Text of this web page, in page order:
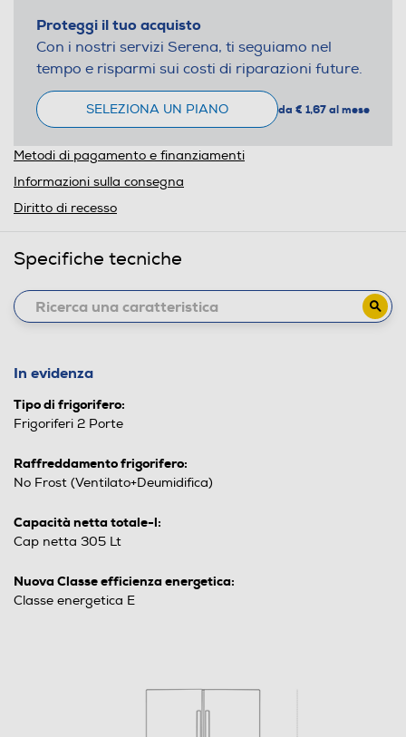
Proteggi il tuo acquisto
Con i nostri servizi Serena, ti seguiamo nel
tempo e risparmi sui costi di riparazioni future.
SELEZIONA UN PIANO da € 1,67 al mese
Metodi di pagamento e finanziamenti
Informazioni sulla consegna
Diritto di recesso
Specifiche tecniche
In evidenza
Tipo di frigorifero:
Frigoriferi 2 Porte
Raffreddamento frigorifero:
No Frost (Ventilato+Deumidifica)
Capacità netta totale-l:
Cap netta 305 Lt
Nuova Classe efficienza energetica:
Classe energetica E